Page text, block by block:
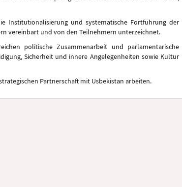
Institutionalisierung und systematische Fortführung der
vereinbart und von den Teilnehmern unterzeichnet.
politische Zusammenarbeit und parlamentarische
Sicherheit und innere Angelegenheiten sowie Kultur
Partnerschaft mit Usbekistan arbeiten.